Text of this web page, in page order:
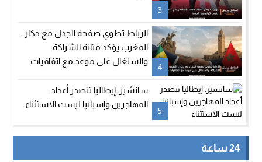
3
4
الرباط تطوي صفحة الجدل مع دكار..
المغرب يؤكد متانة الشراكة
والسنغال على موعد مع اتفاقيات
5
سانشيز: إيطاليا تتصدر أعداد
المهاجرين وإسبانيا ليست الاستثناء
24 ساعة